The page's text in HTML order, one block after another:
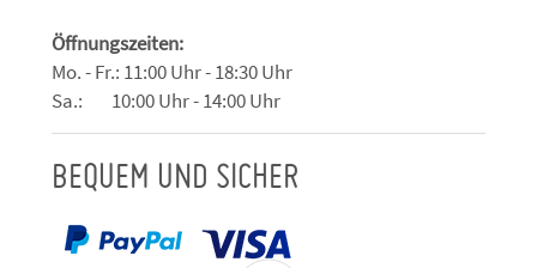
Öffnungszeiten:
Mo. - Fr.: 11:00 Uhr - 18:30 Uhr
Sa.: 10:00 Uhr - 14:00 Uhr
BEQUEM UND SICHER